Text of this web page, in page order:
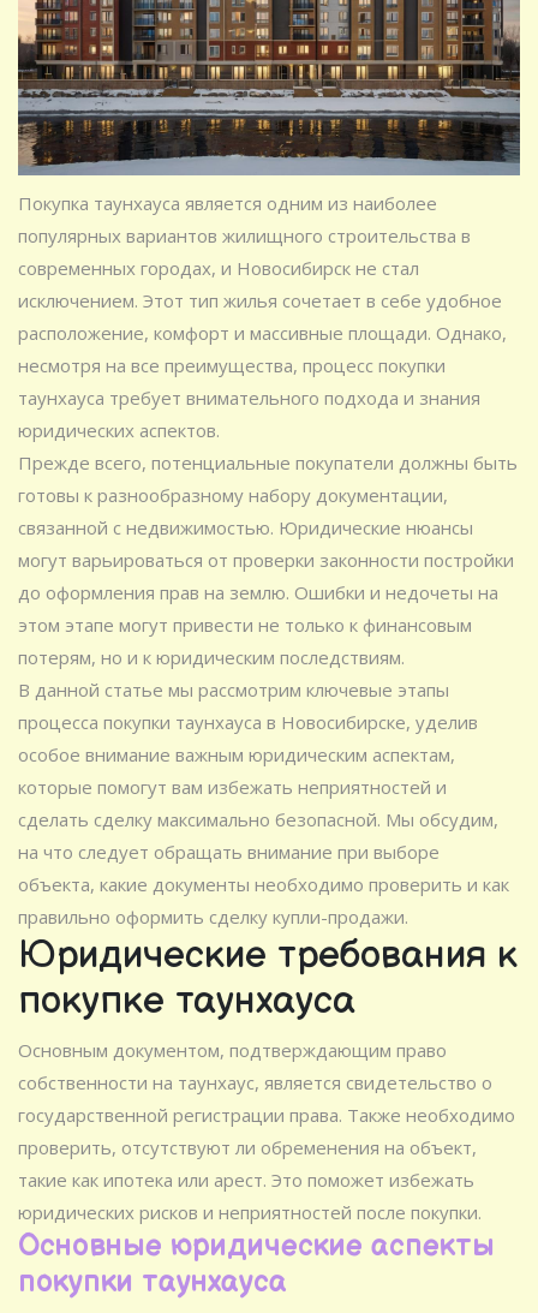
Покупка таунхауса является одним из наиболее
популярных вариантов жилищного строительства в
современных городах, и Новосибирск не стал
исключением. Этот тип жилья сочетает в себе удобное
расположение, комфорт и массивные площади. Однако,
несмотря на все преимущества, процесс покупки
таунхауса требует внимательного подхода и знания
юридических аспектов.
Прежде всего, потенциальные покупатели должны быть
готовы к разнообразному набору документации,
связанной с недвижимостью. Юридические нюансы
могут варьироваться от проверки законности постройки
до оформления прав на землю. Ошибки и недочеты на
этом этапе могут привести не только к финансовым
потерям, но и к юридическим последствиям.
В данной статье мы рассмотрим ключевые этапы
процесса покупки таунхауса в Новосибирске, уделив
особое внимание важным юридическим аспектам,
которые помогут вам избежать неприятностей и
сделать сделку максимально безопасной. Мы обсудим,
на что следует обращать внимание при выборе
объекта, какие документы необходимо проверить и как
правильно оформить сделку купли-продажи.
Юридические требования к
покупке таунхауса
Основным документом, подтверждающим право
собственности на таунхаус, является свидетельство о
государственной регистрации права. Также необходимо
проверить, отсутствуют ли обременения на объект,
такие как ипотека или арест. Это поможет избежать
юридических рисков и неприятностей после покупки.
Основные юридические аспекты
покупки таунхауса